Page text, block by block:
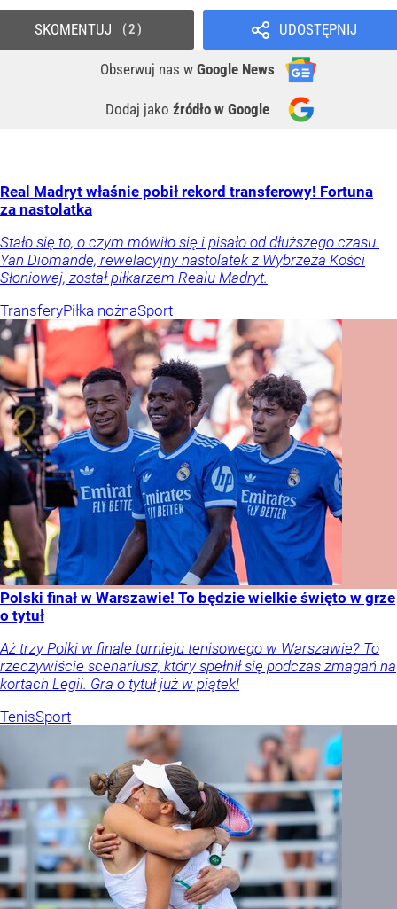
UDOSTĘPNIJ
Obserwuj nas w Google News
Dodaj jako źródło w Google
SKOMENTUJ 2
Real Madryt właśnie pobił rekord transferowy! Fortuna
za nastolatka
Stało się to, o czym mówiło się i pisało od dłuższego czasu.
Yan Diomande, rewelacyjny nastolatek z Wybrzeża Kości
Słoniowej, został piłkarzem Realu Madryt.
TransferyPiłka nożnaSport
Polski finał w Warszawie! To będzie wielkie święto w grze
o tytuł
Aż trzy Polki w finale turnieju tenisowego w Warszawie? To
rzeczywiście scenariusz, który spełnił się podczas zmagań na
kortach Legii. Gra o tytuł już w piątek!
TenisSport